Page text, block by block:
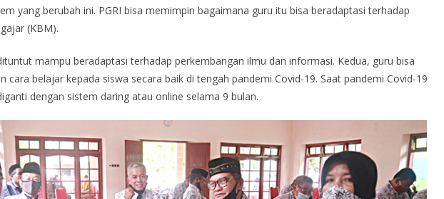
yang berubah ini. PGRI bisa memimpin bagaimana guru itu bisa beradaptasi terhadap
(KBM).
mampu beradaptasi terhadap perkembangan ilmu dan informasi. Kedua, guru bisa
cara belajar kepada siswa secara baik di tengah pandemi Covid-19. Saat pandemi Covid-19
dengan sistem daring atau online selama 9 bulan.